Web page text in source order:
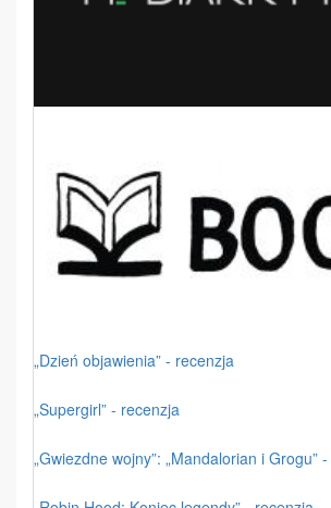
„Dzień objawienia” - recenzja
„Supergirl” - recenzja
„Gwiezdne wojny”: „Mandalorian i Grogu”